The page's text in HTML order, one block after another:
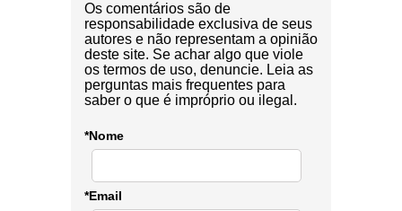
Os comentários são de
responsabilidade exclusiva de seus
autores e não representam a opinião
deste site. Se achar algo que viole
os termos de uso, denuncie. Leia as
perguntas mais frequentes para
saber o que é impróprio ou ilegal.
*Nome
*Email